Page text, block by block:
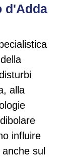
d'Adda
alla
influire
sul